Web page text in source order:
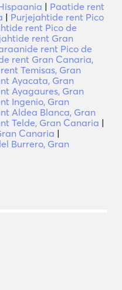
| Paatide rent
| Purjejahtide rent Pico
rent Pico de
rent Gran
rent Pico de
rent Gran Canaria,
Temisas, Gran
Ayacata, Gran
Ayagaures, Gran
Ingenio, Gran
Aldea Blanca, Gran
Telde, Gran Canaria |
Canaria |
Burrero, Gran